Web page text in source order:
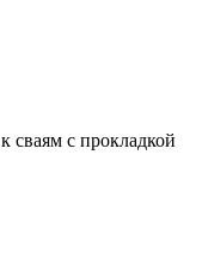
сваям с прокладкой